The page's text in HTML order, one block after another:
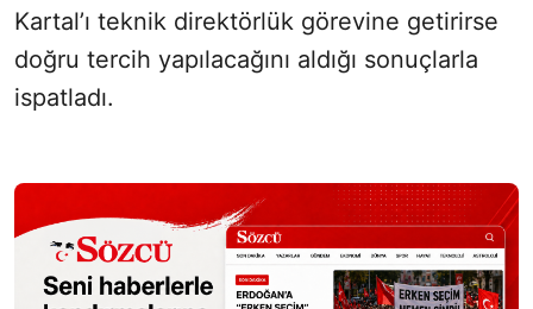
Kartal’ı teknik direktörlük görevine getirirse
doğru tercih yapılacağını aldığı sonuçlarla
ispatladı.